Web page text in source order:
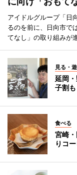
アイドルグループ「日
るのを前に、日向市で
てなし」の取り組みが
見る・
延岡
子割も
食べる
宮崎
りコ